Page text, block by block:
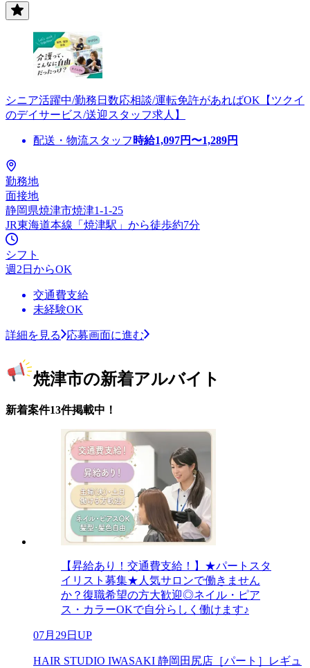
シニア活躍中/勤務日数応相談/運転免許があればOK【ツクイ
のデイサービス/送迎スタッフ求人】
配送・物流スタッフ 時給1,097円〜1,289円
勤務地
面接地
静岡県焼津市焼津1-1-25
JR東海道本線「焼津駅」から徒歩約7分
シフト
週2日からOK
交通費支給
未経験OK
詳細を見る 応募画面に進む
焼津市の新着アルバイト
新着案件13件掲載中！
【昇給あり！交通費支給！】★パートスタ
イリスト募集★人気サロンで働きません
か？復職希望の方大歓迎◎ネイル・ピア
ス・カラーOKで自分らしく働けます♪
07月29日UP
HAIR STUDIO IWASAKI 静岡田尻店［パート］レギュ